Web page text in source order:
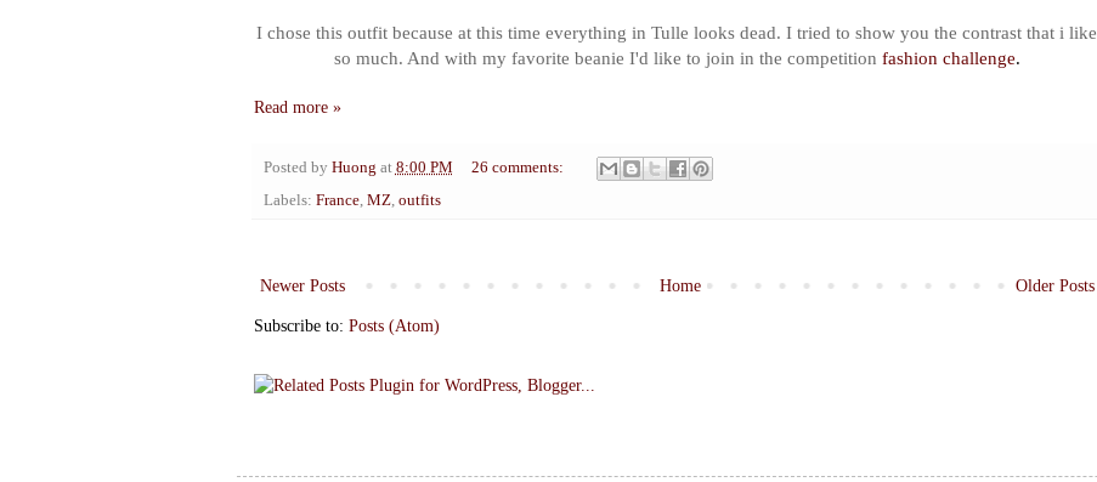
I chose this outfit because at this time everything in Tulle looks dead. I tried to show you the contrast that i like
so much. And with my favorite beanie I'd like to join in the competition fashion challenge.
Read more »
Posted by Huong at 8:00 PM
26 comments:
Labels: France, MZ, outfits
Newer Posts Older Posts
Home
Subscribe to: Posts (Atom)